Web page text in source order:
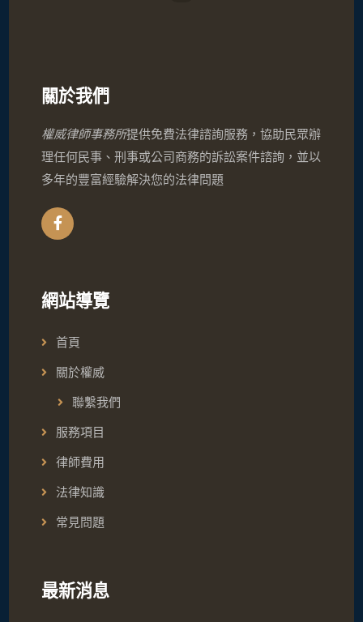
關於我們
權威律師事務所提供免費法律諮詢服務，協助民眾辦
理任何民事、刑事或公司商務的訴訟案件諮詢，並以
多年的豐富經驗解決您的法律問題
網站導覽
首頁
關於權威
聯繫我們
服務項目
律師費用
法律知識
常見問題
最新消息